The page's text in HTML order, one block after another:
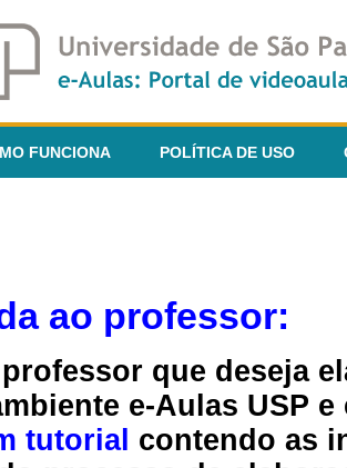
FUNCIONA POLÍTICA DE USO
ao professor:
que deseja
e-Aulas USP
tutorial contendo as